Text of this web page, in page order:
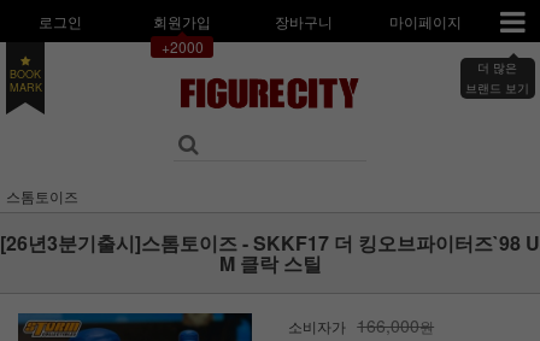
로그인
회원가입
+2000
장바구니 마이페이지
더 많은
브랜드 보기
BOOK
MARK
스톰토이즈
[26년3분기출시]스톰토이즈 - SKKF17 더 킹오브파이터즈`98 U
M 클락 스틸
소비자가 166,000원